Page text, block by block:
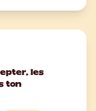
les
ton